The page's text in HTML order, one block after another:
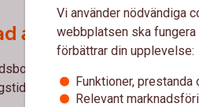
ansökan
och har skickat in din
på cirka en vecka.
Vi använder nödvändiga
webbplatsen ska
förbättrar din upplevelse:
Funktioner,
Relevant